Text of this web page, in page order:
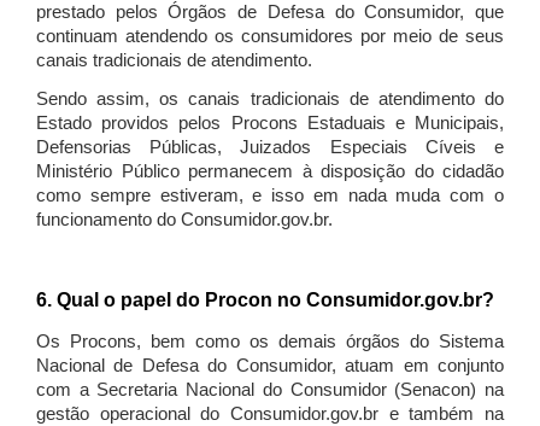
prestado pelos Órgãos de Defesa do Consumidor, que
continuam atendendo os consumidores por meio de seus
canais tradicionais de atendimento.
Sendo assim, os canais tradicionais de atendimento do
Estado providos pelos Procons Estaduais e Municipais,
Defensorias Públicas, Juizados Especiais Cíveis e
Ministério Público permanecem à disposição do cidadão
como sempre estiveram, e isso em nada muda com o
funcionamento do Consumidor.gov.br.
6. Qual o papel do Procon no Consumidor.gov.br?
Os Procons, bem como os demais órgãos do Sistema
Nacional de Defesa do Consumidor, atuam em conjunto
com a Secretaria Nacional do Consumidor (Senacon) na
gestão operacional do Consumidor.gov.br e também na